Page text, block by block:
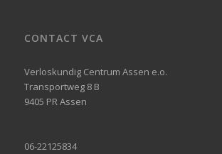
CONTACT VCA
Verloskundig Centrum Assen e.o.
Transportweg 8 B
9405 PR Assen
06-22125834